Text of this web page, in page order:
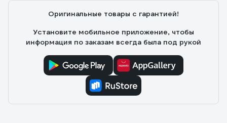
Оригинальные товары с гарантией!
Установите мобильное приложение, чтобы
информация по заказам всегда была под рукой